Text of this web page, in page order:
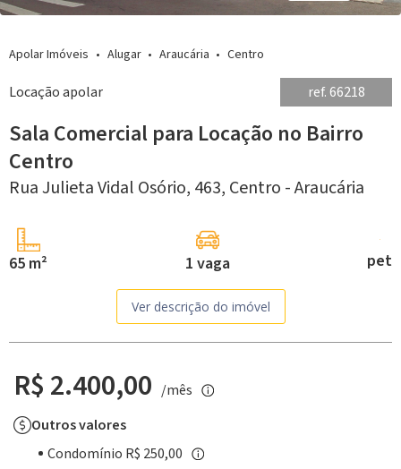
Apolar Imóveis Alugar Araucária Centro
Locação apolar ref. 66218
Sala Comercial para Locação no Bairro
Centro
Rua Julieta Vidal Osório, 463, Centro -Araucária
65 m² 1 vaga pet
Ver descrição do imóvel
R$ 2.400,00 /mês
Outros valores
Condomínio R$ 250,00